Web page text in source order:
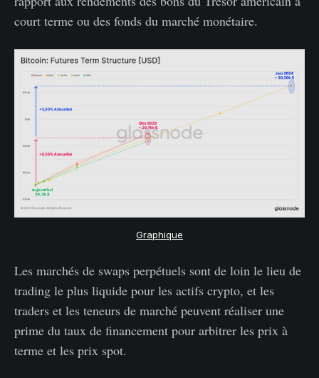
court terme ou des fonds du marché monétaire.
Graphique
Les marchés de swaps perpétuels sont de loin le lieu de
trading le plus liquide pour les actifs crypto, et les
traders et les teneurs de marché peuvent réaliser une
prime du taux de financement pour arbitrer les prix à
terme et les prix spot.